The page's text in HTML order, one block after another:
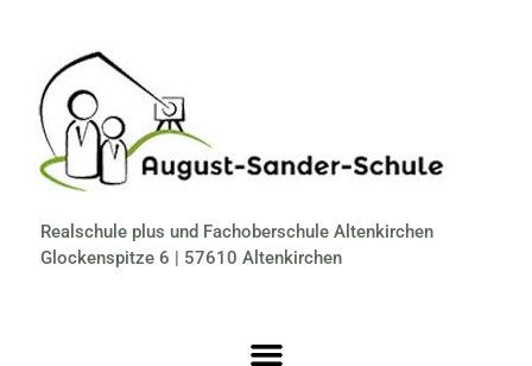
Realschule plus und Fachoberschule Altenkirchen
Glockenspitze 6 | 57610 Altenkirchen